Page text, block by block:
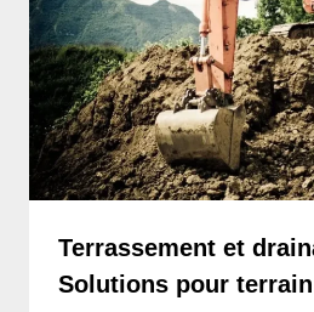
Terrassement et
Solutions pour